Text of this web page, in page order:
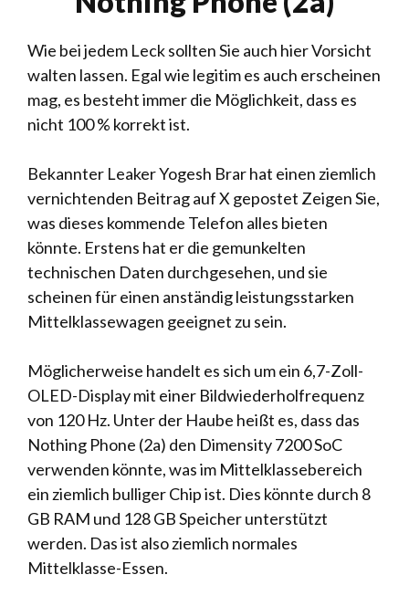
Wie bei jedem Leck sollten Sie auch hier Vorsicht
walten lassen. Egal wie legitim es auch erscheinen
mag, es besteht immer die Möglichkeit, dass es
nicht 100 % korrekt ist.
Bekannter Leaker Yogesh Brarhat einen ziemlich
vernichtenden Beitrag auf X gepostet Zeigen Sie,
was dieses kommende Telefon alles bieten
könnte. Erstens hat er die gemunkelten
technischen Daten durchgesehen, und sie
scheinen für einen anständig leistungsstarken
Mittelklassewagen geeignet zu sein.
Möglicherweise handelt es sich um ein 6,7-Zoll-
OLED-Display mit einer Bildwiederholfrequenz
von 120 Hz. Unter der Haube heißt es, dass das
Nothing Phone (2a) den Dimensity 7200 SoC
verwenden könnte, was im Mittelklassebereich
ein ziemlich bulliger Chip ist. Dies könnte durch 8
GB RAM und 128 GB Speicher unterstützt
werden. Das ist also ziemlich normales
Mittelklasse-Essen.